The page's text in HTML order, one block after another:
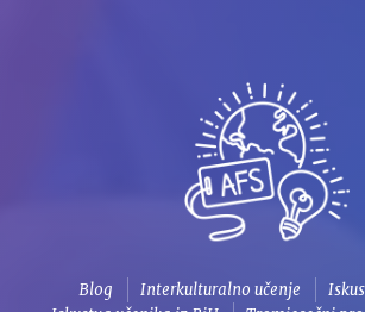
Blog Interkulturalno učenje